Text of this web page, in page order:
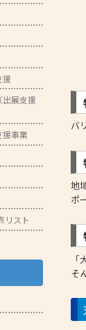
援
展支援
援事業
リスト
バ
地
ポ
そ